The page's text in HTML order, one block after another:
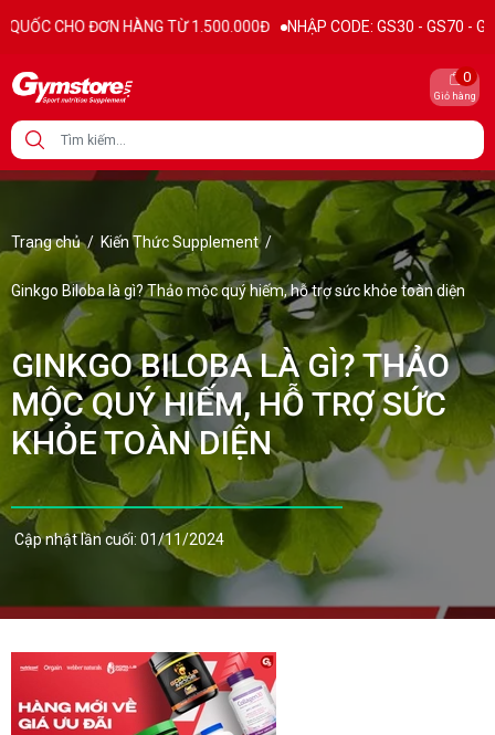
HÀNG TỪ 1.500.000Đ NHẬP CODE: GS30 - GS70 - GS100 giảm
Giỏ hàng
0
Trang chủ/ Kiến Thức Supplement /
Ginkgo Biloba là gì? Thảo mộc quý hiếm, hỗ trợ sức khỏe toàn diện
GINKGO BILOBA LÀ GÌ? THẢO
MỘC QUÝ HIẾM, HỖ TRỢ SỨC
KHỎE TOÀN DIỆN
Cập nhật lần cuối: 01/11/2024